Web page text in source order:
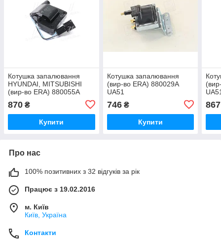
Котушка запалювання
HYUNDAI, MITSUBISHI
(вир-во ERA) 880055A
870 ₴
Купити
Котушка запалювання
(вир-во ERA) 880029A
UA51
746₴
Купити
867
Про нас
100% позитивних з 32 відгуків за рік
Працює з 19.02.2016
м. Київ
Київ, Україна
Контакти